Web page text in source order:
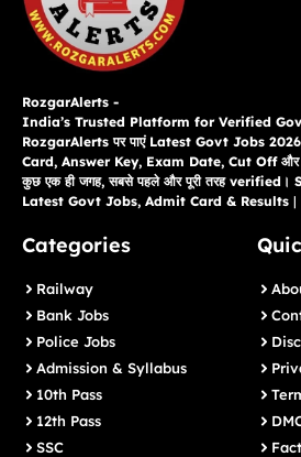
RozgarAlerts -
India’s Trusted Platform for Verified
RozgarAlerts पर पाएं Latest Govt Jobs
Card, Answer Key, Exam Date, Cut Off
कुछ एक ही जगह, सबसे पहले और पूरी तरह
Latest Govt Jobs, Admit Card & Results |
Categories
Railway
Bank Jobs
Police Jobs
Admission & Syllabus
10th Pass
12th Pass
SSC